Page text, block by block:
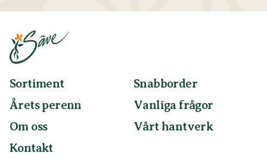
Sortiment
Snabborder
Årets perenn
Vanliga frågor
Om oss
Vårt hantverk
Kontakt